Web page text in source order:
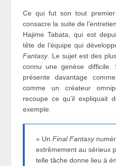
Ce qui fut son tout
consacre la suite de
Hajime Tabata, qui est
tête de l’équipe qui
Fantasy. Le sujet est des
connu une genèse difficile.
présente davantage
comme un créateur
recoupe ce qu’il expliquait
exemple.
« UnFinal Fantasy
extrêmement au sérieux
telle tâche donne lieu à